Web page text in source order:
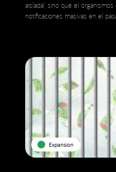
aislada”, sino que el
notificaciones masivas en el
Expansion